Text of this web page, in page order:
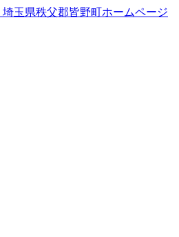
玉県秩父郡皆野町ホームページ